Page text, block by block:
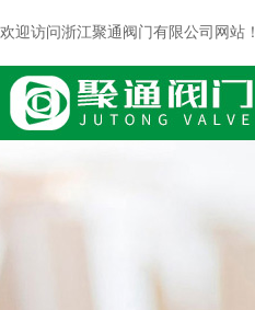
欢迎访问浙江聚通阀门有限公司网站！